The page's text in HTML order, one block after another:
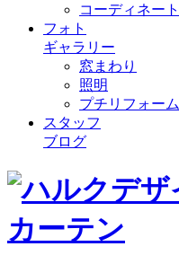
コーディネート
フォト
ギャラリー
窓まわり
照明
プチリフォーム
スタッフ
ブログ